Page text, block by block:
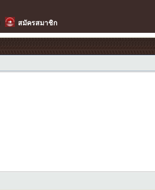
สมัครสมาชิก